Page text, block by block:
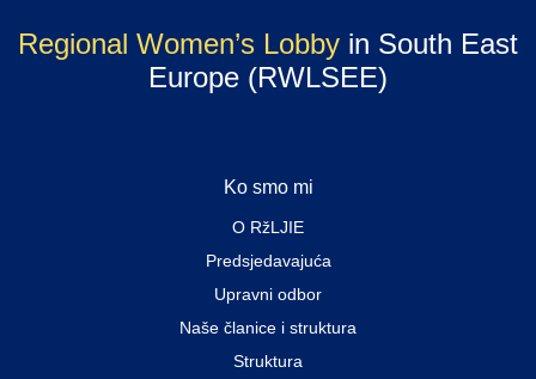
Regional Women’s Lobby in South East
Europe (RWLSEE)
Ko smo mi
O RžLJIE
Predsjedavajuća
Upravni odbor
Naše članice i struktura
Struktura